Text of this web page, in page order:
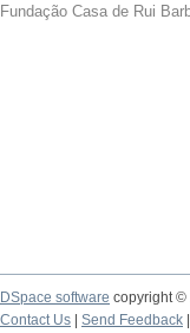
Fundação Casa de Rui
DSpace software copyright ©
Contact Us
Send Feedback